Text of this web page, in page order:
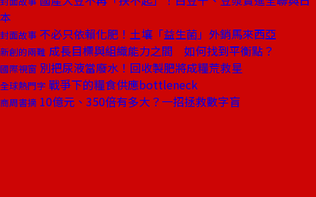
本
封面故事 不必只依賴化肥！土壤「益生菌」外銷馬來西亞
新創的兩難 成長目標與組織能力之間 如何找到平衡點？
國際視窗 別把尿液當廢水！回收製肥將成糧荒救星
全球熱門字 戰爭下的糧食供應bottleneck
商周書摘 10億元、350倍有多大？一招拯救數字盲